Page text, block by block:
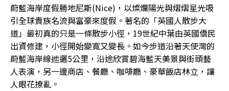
蔚藍海岸度假勝地尼斯(Nice)，以燦爛陽光與熠熠星光吸
引全球貴族名流與富豪來度假。著名的「英國人散步大
道」最初真的只是一條散步小徑，19世紀中葉由英國僑民
出資修建，小徑開始變寬又變長。如今步道沿著天使灣的
蔚藍海岸線迆邐5公里，沿途欣賞碧海藍天美景與街頭藝
人表演，另一邊商店、餐廳、咖啡廳、豪華飯店林立，讓
人眼花撩亂。